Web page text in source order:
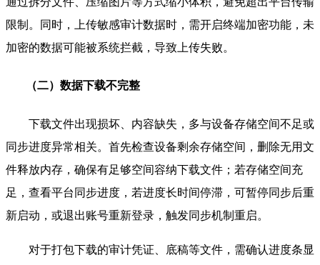
限制。同时，上传敏感审计数据时，需开启终端加密功能，未
加密的数据可能被系统拦截，导致上传失败。
（二）数据下载不完整
下载文件出现损坏、内容缺失，多与设备存储空间不足或
同步进度异常相关。首先检查设备剩余存储空间，删除无用文
件释放内存，确保有足够空间容纳下载文件；若存储空间充
足，查看平台同步进度，若进度长时间停滞，可暂停同步后重
新启动，或退出账号重新登录，触发同步机制重启。
对于打包下载的审计凭证、底稿等文件，需确认进度条显